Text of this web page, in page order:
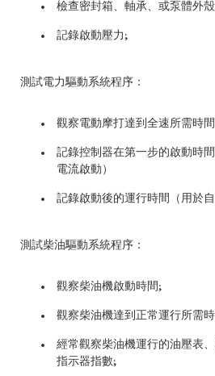
檢查密封箱、軸承、或泵體外
記錄啟動壓力;
測試電力驅動系統程序：
觀察電動摩打達到全速所需時間
記錄控制器在第一步的啟動時
電流啟動）
記錄啟動後的運行時間（用於
測試柴油驅動系統程序：
觀察柴油機啟動時間;
觀察柴油機達到正常運行所需
經常觀察柴油機運行的油壓表
指示器指數;